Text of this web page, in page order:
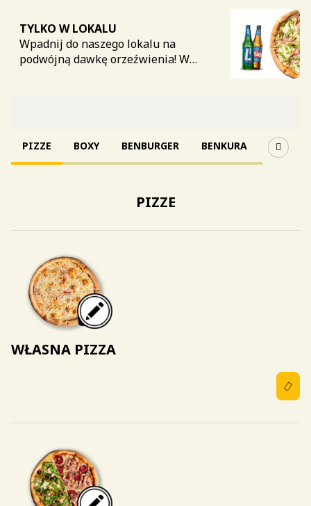
TYLKO W LOKALU
Wpadnij do naszego lokalu na
podwójną dawkę orzeźwienia! W
Oferta
PIZZE BOXY BENBURGER BENKURA
PIZZE
WŁASNA PIZZA